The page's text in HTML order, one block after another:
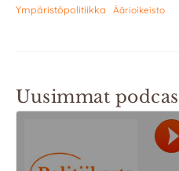
Ympäristöpolitiikka Äärioikeisto
Uusimmat